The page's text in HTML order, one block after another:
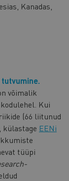
Kanadas,
võimalik
Kui
(66 liitunud
külastage EENi
tüüpi